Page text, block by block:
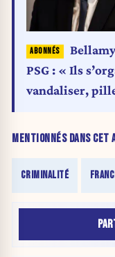
MENTIONNÉS DANS CET
CRIMINALITÉ
PSG : « Ils
vandaliser,